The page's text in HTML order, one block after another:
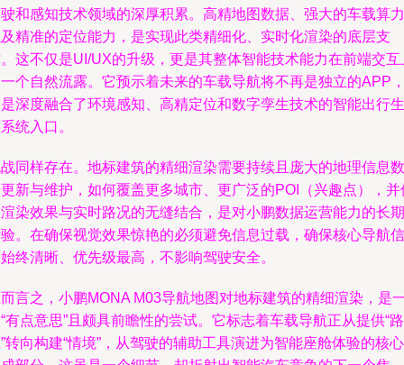
和感知技术领域的深厚积累。高精地图数据、强大的车载算力
精准的定位能力，是实现此类精细化、实时化渲染的底层支
这不仅是UI/UX的升级，更是其整体智能技术能力在前端交互
个自然流露。它预示着未来的车载导航将不再是独立的APP
深度融合了环境感知、高精定位和数字孪生技术的智能出行生
统入口。
同样存在。地标建筑的精细渲染需要持续且庞大的地理信息数
新与维护，如何覆盖更多城市、更广泛的POI（兴趣点），并
染效果与实时路况的无缝结合，是对小鹏数据运营能力的长期
。在确保视觉效果惊艳的必须避免信息过载，确保核心导航信
终清晰、优先级最高，不影响驾驶安全。
言之，小鹏MONA M03导航地图对地标建筑的精细渲染，是
有点意思”且颇具前瞻性的尝试。它标志着车载导航正从提供“路
转向构建“情境”，从驾驶的辅助工具演进为智能座舱体验的核心